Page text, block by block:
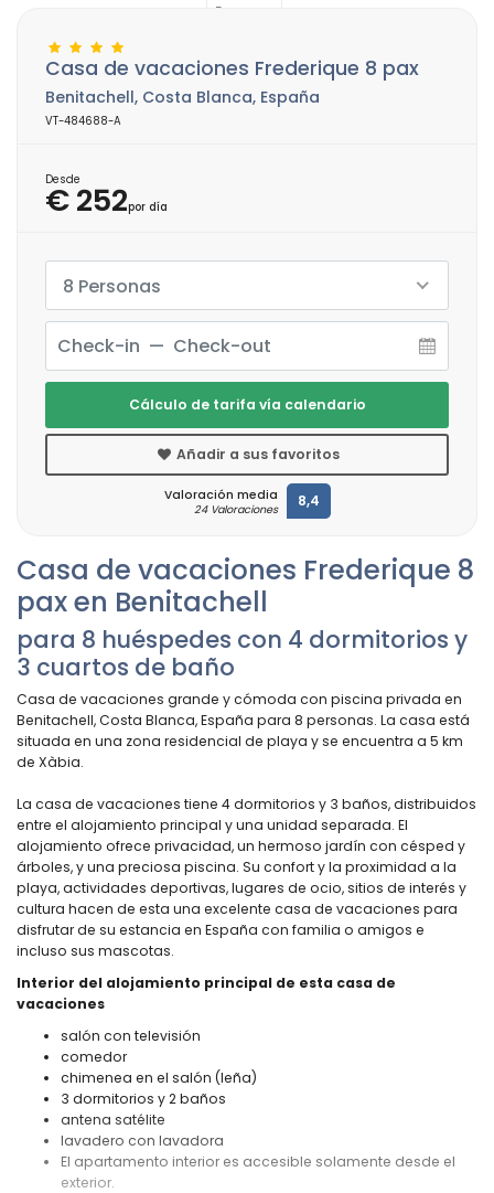
Reservar
Casa de vacaciones Frederique 8
pax en Benitachell
para 8 huéspedes con 4 dormitorios y
3 cuartos de baño
Casa de vacaciones grande y cómoda con piscina privada en
Benitachell, Costa Blanca, España para 8 personas. La casa está
situada en una zona residencial de playa y se encuentra a 5 km
de Xàbia.
La casa de vacaciones tiene 4 dormitorios y 3 baños, distribuidos
entre el alojamiento principal y una unidad separada. El
alojamiento ofrece privacidad, un hermoso jardín con césped y
árboles, y una preciosa piscina. Su confort y la proximidad a la
playa, actividades deportivas, lugares de ocio, sitios de interés y
cultura hacen de esta una excelente casa de vacaciones para
disfrutar de su estancia en España con familia o amigos e
incluso sus mascotas.
Interior del alojamiento principal de esta casa de
vacaciones
salón con televisión
comedor
chimenea en el salón (leña)
3 dormitorios y 2 baños
antena satélite
lavadero con lavadora
El apartamento interior es accesible solamente desde el
exterior.
Casa de vacaciones Frederique 8 pax
Benitachell, Costa Blanca, España
VT-484688-A
Desde
€ 252por día
8 Personas
Cálculo de tarifa vía calendario
Añadir a sus favoritos
Valoración media
24 Valoraciones 8,4